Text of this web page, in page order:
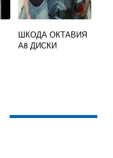
ШКОДА ОКТАВИЯ
А8 ДИСКИ